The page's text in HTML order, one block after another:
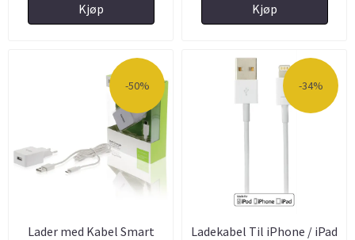
Kjøp Kjøp
-50%
Lader med Kabel Smart
-34%
Ladekabel Til iPhone / iPad